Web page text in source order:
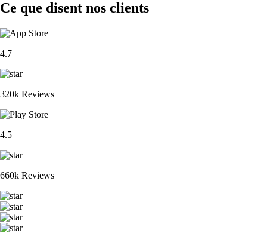
Ce que disent nos clients
4.7
320k Reviews
4.5
660k Reviews